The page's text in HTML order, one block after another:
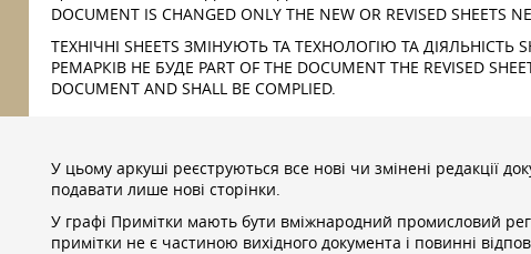
DOCUMENT IS CHANGED ONLY THE NEW OR REVISED SHEETS
ТЕХНІЧНІ SHEETS ЗМІНУЮТЬ ТА ТЕХНОЛОГІЮ ТА ДІЯЛЬНІСТЬ
РЕМАРКІВ НЕ БУДЕ PART OF THE DOCUMENT THE REVISED
DOCUMENT AND SHALL BE COMPLIED.
У цьому аркуші реєструються все нові чи змінені редакції
подавати лише нові сторінки.
У графі Примітки мають бути вміжнародний промисловий
примітки не є частиною вихідного документа і повинні